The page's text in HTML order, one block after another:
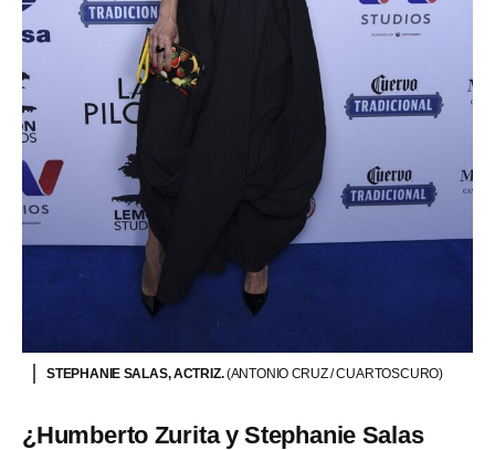
STEPHANIE SALAS, ACTRIZ.(ANTONIO CRUZ / CUARTOSCURO)
¿Humberto Zurita y Stephanie Salas